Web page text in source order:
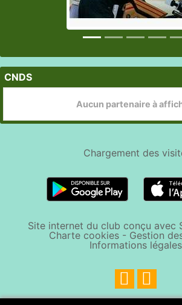
CNDS
Aucun partenaire à
Chargement des
Site internet du club conçu avec
Charte cookies- Gestion
Informations légales